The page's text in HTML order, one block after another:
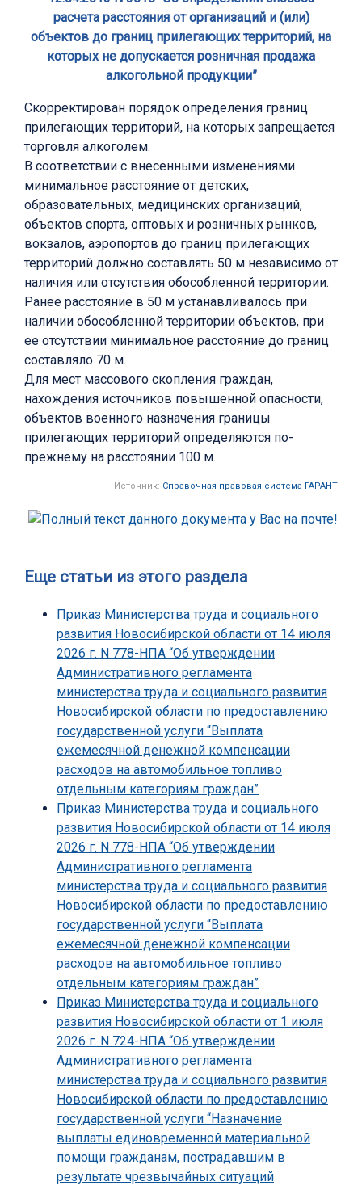
расчета расстояния от организаций и (или)
объектов до границ прилегающих территорий, на
которых не допускается розничная продажа
алкогольной продукции”
Скорректирован порядок определения границ
прилегающих территорий, на которых запрещается
торговля алкоголем.
В соответствии с внесенными изменениями
минимальное расстояние от детских,
образовательных, медицинских организаций,
объектов спорта, оптовых и розничных рынков,
вокзалов, аэропортов до границ прилегающих
территорий должно составлять 50 м независимо от
наличия или отсутствия обособленной территории.
Ранее расстояние в 50 м устанавливалось при
наличии обособленной территории объектов, при
ее отсутствии минимальное расстояние до границ
составляло 70 м.
Для мест массового скопления граждан,
нахождения источников повышенной опасности,
объектов военного назначения границы
прилегающих территорий определяются по-
прежнему на расстоянии 100 м.
Источник: Справочная правовая система ГАРАНТ
Еще статьи из этого раздела
Приказ Министерства труда и социального
развития Новосибирской области от 14 июля
2026 г. N 778-НПА “Об утверждении
Административного регламента
министерства труда и социального развития
Новосибирской области по предоставлению
государственной услуги “Выплата
ежемесячной денежной компенсации
расходов на автомобильное топливо
отдельным категориям граждан”
Приказ Министерства труда и социального
развития Новосибирской области от 14 июля
2026 г. N 778-НПА “Об утверждении
Административного регламента
министерства труда и социального развития
Новосибирской области по предоставлению
государственной услуги “Выплата
ежемесячной денежной компенсации
расходов на автомобильное топливо
отдельным категориям граждан”
Приказ Министерства труда и социального
развития Новосибирской области от 1 июля
2026 г. N 724-НПА “Об утверждении
Административного регламента
министерства труда и социального развития
Новосибирской области по предоставлению
государственной услуги “Назначение
выплаты единовременной материальной
помощи гражданам, пострадавшим в
результате чрезвычайных ситуаций